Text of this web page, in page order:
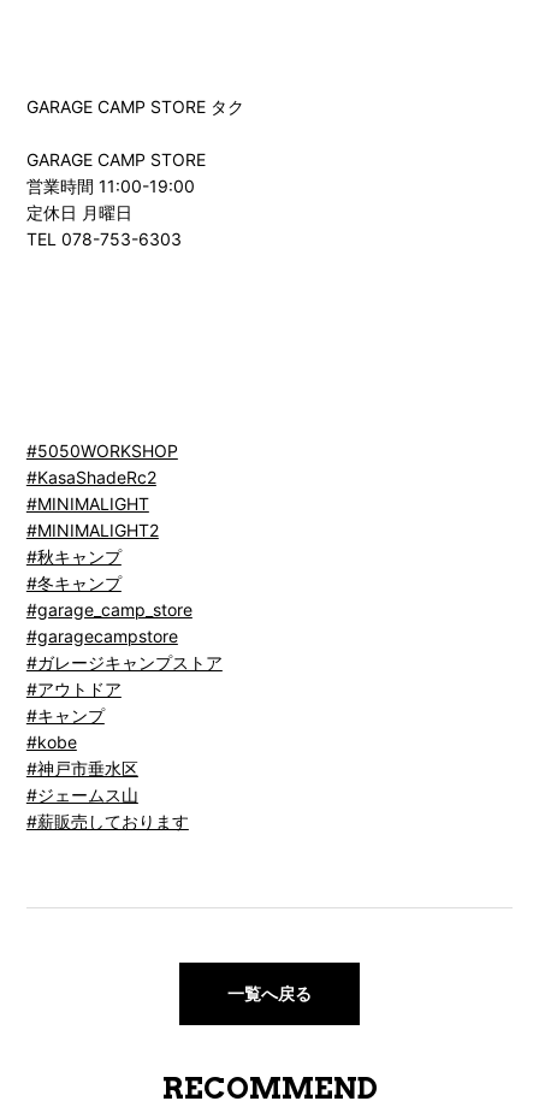
GARAGE CAMP STORE タク
GARAGE CAMP STORE
営業時間 11:00-19:00
定休日 月曜日
TEL 078-753-6303
#5050WORKSHOP
#KasaShadeRc2
#MINIMALIGHT
#MINIMALIGHT2
#秋キャンプ
#冬キャンプ
#garage_camp_store
#garagecampstore
#ガレージキャンプストア
#アウトドア
#キャンプ
#kobe
#神戸市垂水区
#ジェームス山
#薪販売しております
一覧へ戻る
RECOMMEND